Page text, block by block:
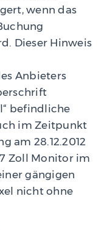
wenn das
Dieser Hinweis
Anbieters
befindliche
im Zeitpunkt
am 28.12.2012
Zoll Monitor im
gängigen
nicht ohne